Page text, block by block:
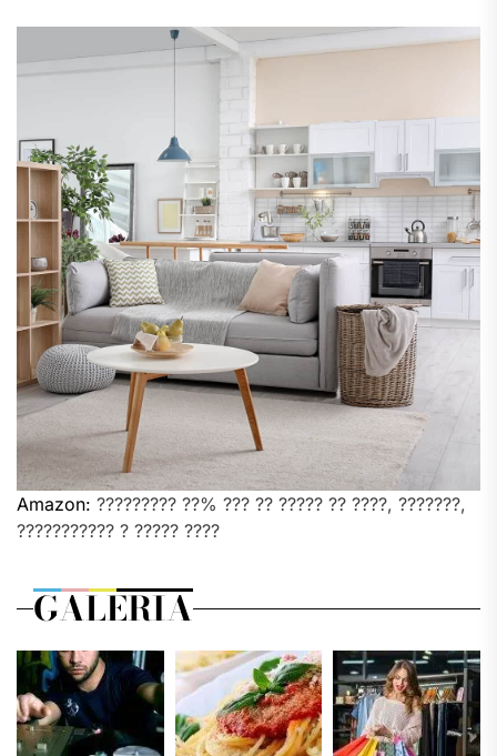
Amazon: ????????? ??% ??? ?? ????? ?? ????, ???????,
??????????? ? ????? ????
GALERIA